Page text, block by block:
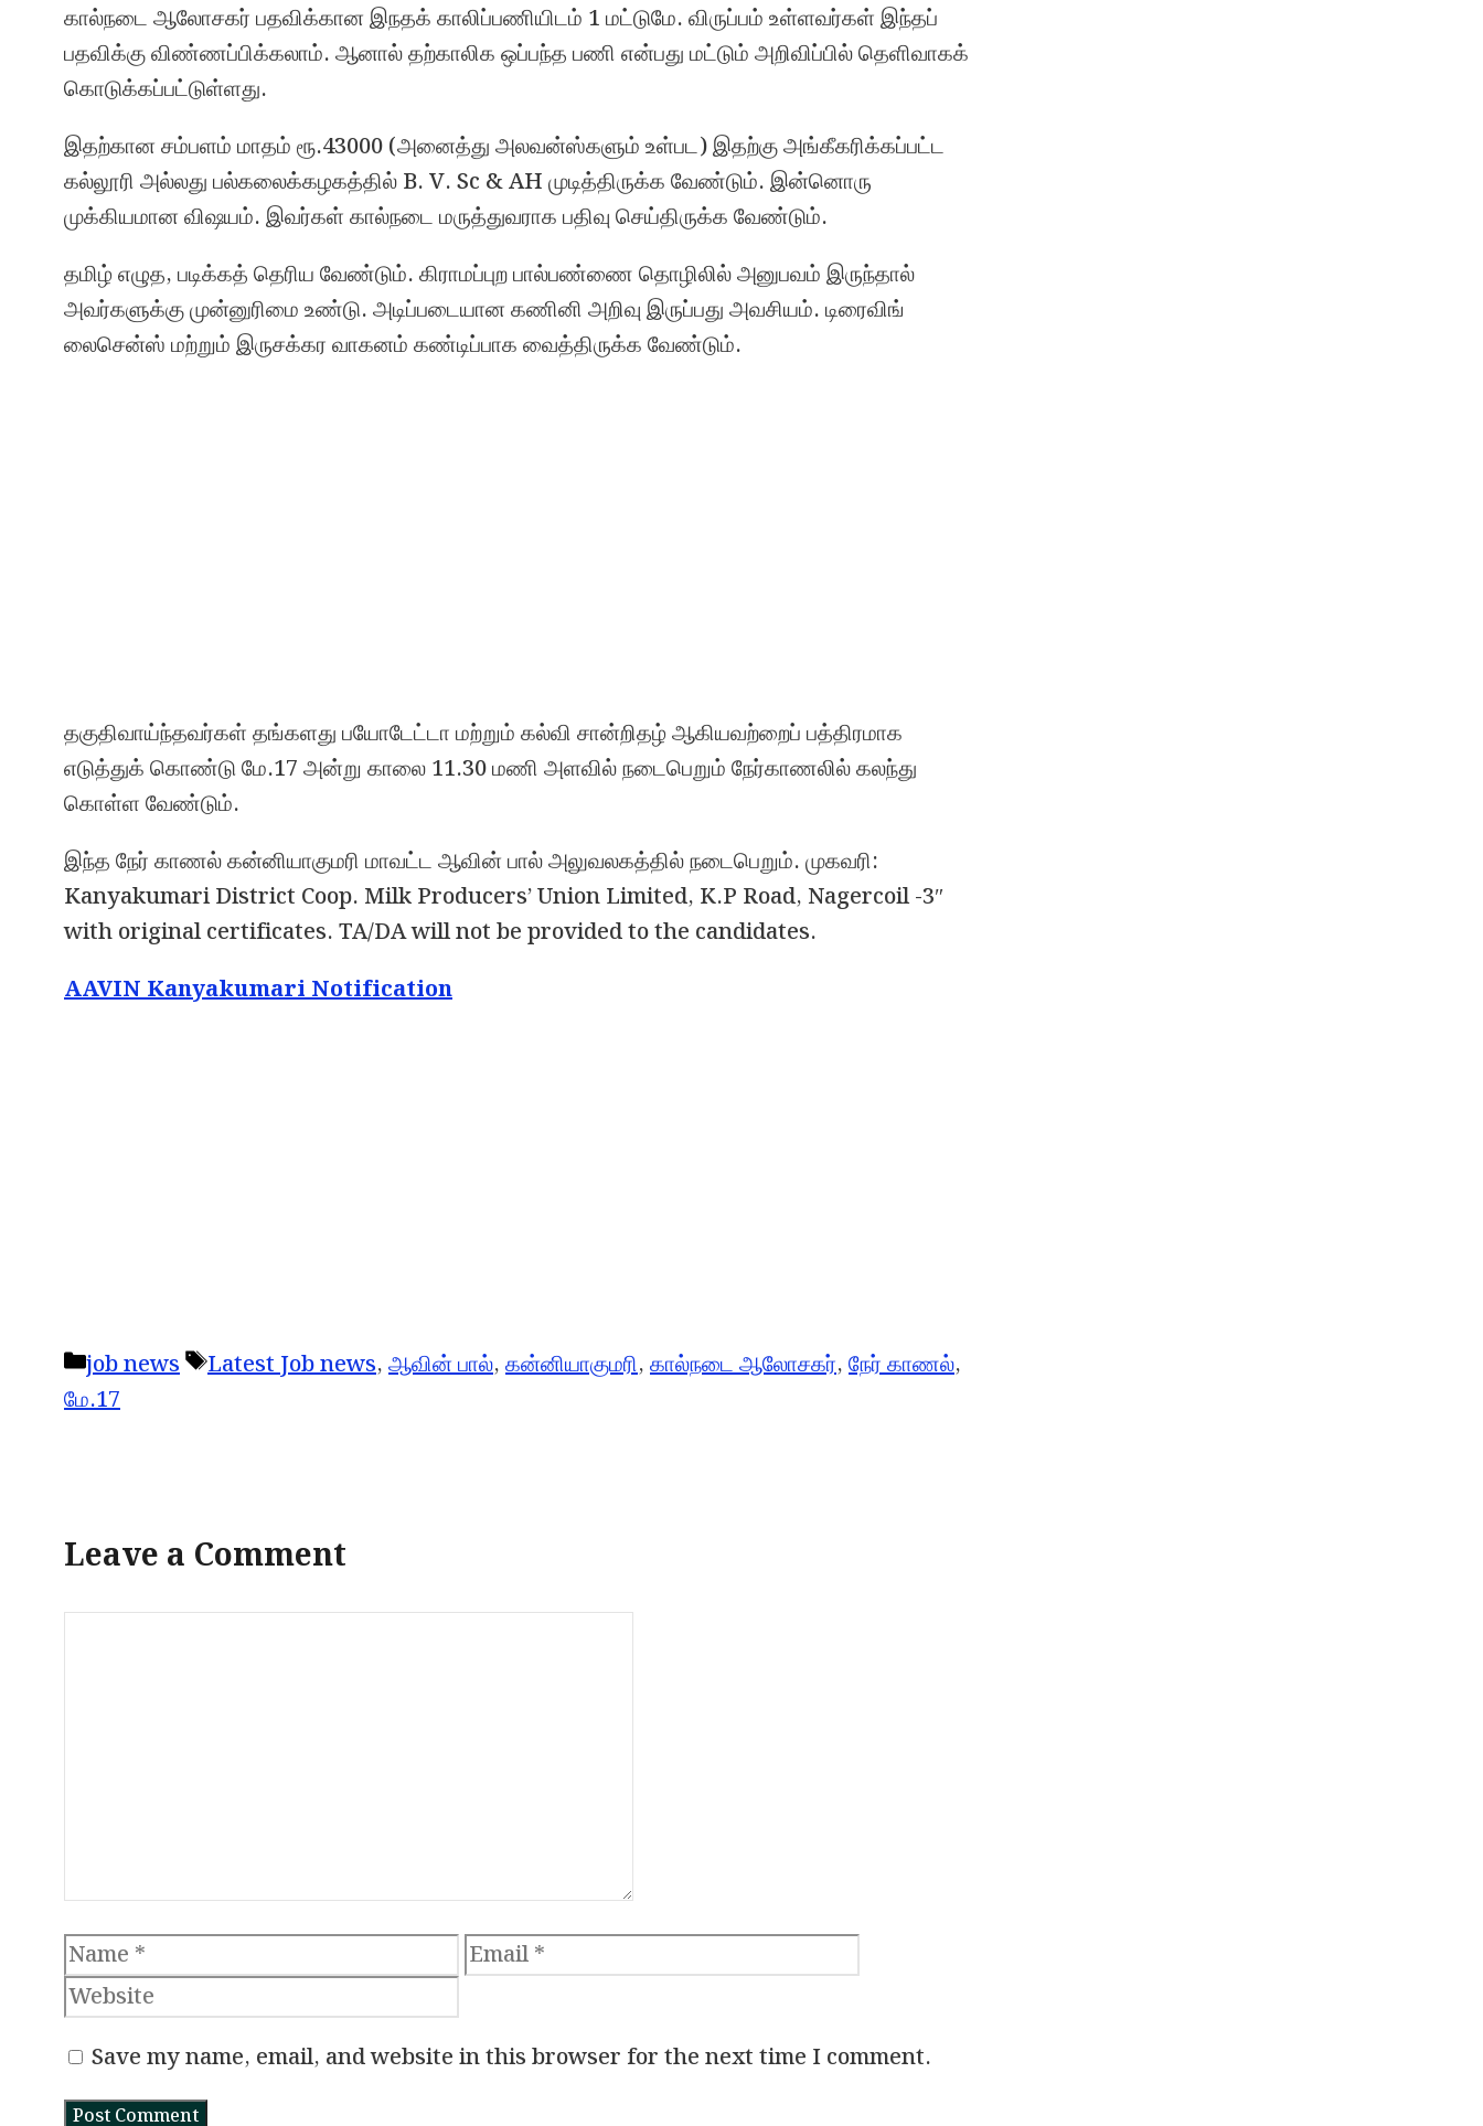
கால்நடை ஆலோசகர் பதவிக்கான இநதக் காலிப்பணியிடம் 1 மட்டுமே. விருப்பம் உள்ளவர்கள் இந்தப்
பதவிக்கு விண்ணப்பிக்கலாம். ஆனால் தற்காலிக ஒப்பந்த பணி என்பது மட்டும் அறிவிப்பில் தெளிவாகக்
கொடுக்கப்பட்டுள்ளது.
இதற்கான சம்பளம் மாதம் ரூ.43000 (அனைத்து அலவன்ஸ்களும் உள்பட) இதற்கு அங்கீகரிக்கப்பட்ட
கல்லூரி அல்லது பல்கலைக்கழகத்தில் B. V. Sc & AH முடித்திருக்க வேண்டும். இன்னொரு
முக்கியமான விஷயம். இவர்கள் கால்நடை மருத்துவராக பதிவு செய்திருக்க வேண்டும்.
தமிழ் எழுத, படிக்கத் தெரிய வேண்டும். கிராமப்புற பால்பண்ணை தொழிலில் அனுபவம் இருந்தால்
அவர்களுக்கு முன்னுரிமை உண்டு. அடிப்படையான கணினி அறிவு இருப்பது அவசியம். டிரைவிங்
லைசென்ஸ் மற்றும் இருசக்கர வாகனம் கண்டிப்பாக வைத்திருக்க வேண்டும்.
தகுதிவாய்ந்தவர்கள் தங்களது பயோடேட்டா மற்றும் கல்வி சான்றிதழ் ஆகியவற்றைப் பத்திரமாக
எடுத்துக் கொண்டு மே.17 அன்று காலை 11.30 மணி அளவில் நடைபெறும் நேர்காணலில் கலந்து
கொள்ள வேண்டும்.
இந்த நேர் காணல் கன்னியாகுமரி மாவட்ட ஆவின் பால் அலுவலகத்தில் நடைபெறும். முகவரி:
Kanyakumari District Coop. Milk Producers’ Union Limited, K.P Road, Nagercoil -3″
with original certificates. TA/DA will not be provided to the candidates.
AAVIN Kanyakumari Notification
Categories
job news Tags
Latest Job news,ஆவின் பால்,கன்னியாகுமரி,கால்நடை ஆலோசகர்,நேர் காணல்,
மே.17
Leave a Comment
Name Email
Save my name, email, and website in this browser for the next time I comment.